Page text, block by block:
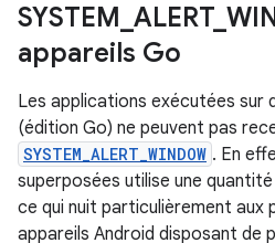
SYSTEM ALERT_
appareils Go
Les applications exécutées sur
(édition Go) ne peuvent pas
SYSTEM_ALERT_WINDOW . En
superposées utilise une
ce qui nuit particulièrement aux
appareils Android disposant de